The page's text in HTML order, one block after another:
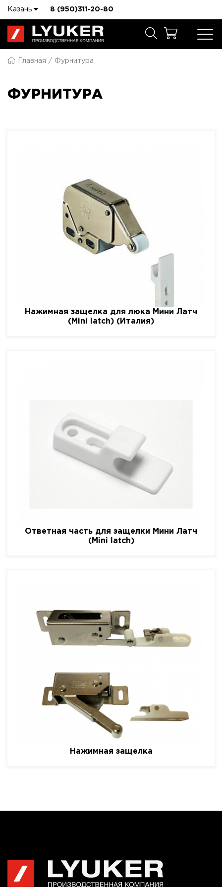
Казань 8 (950)311-20-80
Главная Фурнитура
ФУРНИТУРА
Нажимная защелка для люка Мини Латч
(Mini latch) (Италия)
Ответная часть для защелки Мини Латч
(Mini latch)
Нажимная защелка